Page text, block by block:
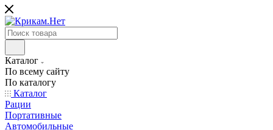
Каталог
По всему сайту
По каталогу
Каталог
Рации
Портативные
Автомобильные